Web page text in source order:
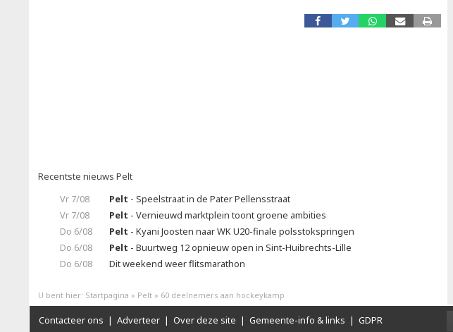
Recentste nieuws Pelt
Vr 7/08
Pelt - Speelstraat in de Pater Pellensstraat
Vr 7/08
Pelt - Vernieuwd marktplein toont groene ambities
Do 6/08
Pelt - Kyani Joosten naar WK U20-finale polsstokspringen
Do 6/08
Pelt - Buurtweg 12 opnieuw open in Sint-Huibrechts-Lille
Do 6/08
Dit weekend weer flitsmarathon
U bent hier: Startpagina » Pelt » 60 deelnemers aan hockeykamp
Contacteer ons | Adverteer | Over deze site | Gemeente-info & links | GDPR